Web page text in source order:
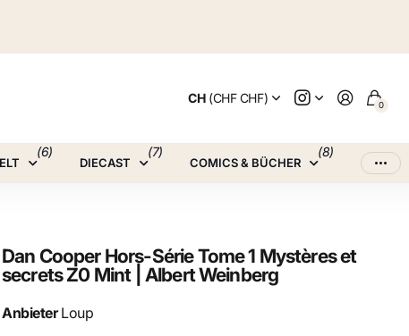
CH(CHF CHF) 0
(6)
DIECAST
(7)
COMICS & BÜCHER
(8)
Dan Cooper Hors-Série Tome 1 Mystères et
secrets Z0 Mint | Albert Weinberg
AnbieterLoup